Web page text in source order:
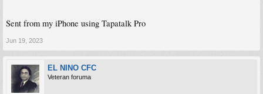
Sent from my iPhone using Tapatalk Pro
Jun 19, 2023
EL NINO CFC
Veteran foruma